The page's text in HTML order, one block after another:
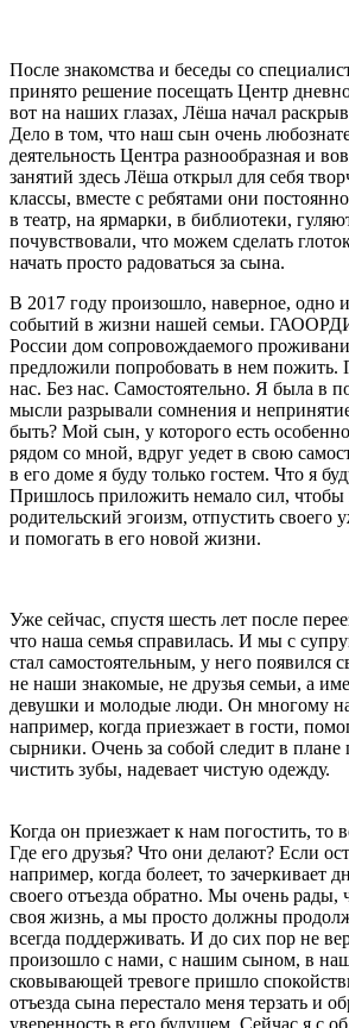
После знакомства и беседы со
принято решение посещать Центр
вот на наших глазах, Лёша начал
Дело в том, что наш сын очень
деятельность Центра разнообразная и
занятий здесь Лёша открыл для себя
классы, вместе с ребятами они
в театр, на ярмарки, в библиотеки,
почувствовали, что можем сделать
начать просто радоваться за сына.
В 2017 году произошло, наверное, одно
событий в жизни нашей семьи.
России дом сопровождаемого
предложили попробовать в нем пожить.
нас. Без нас. Самостоятельно. Я была в
мысли разрывали сомнения и
быть? Мой сын, у которого есть
рядом со мной, вдруг уедет в свою
в его доме я буду только гостем. Что я
Пришлось приложить немало сил, чтобы
родительский эгоизм, отпустить своего
и помогать в его новой жизни.
Уже сейчас, спустя шесть лет после
что наша семья справилась. И мы с
стал самостоятельным, у него появился
не наши знакомые, не друзья семьи, а
девушки и молодые люди. Он многому
например, когда приезжает в гости,
сырники. Очень за собой следит в плане
чистить зубы, надевает чистую одежду.
Когда он приезжает к нам погостить, то
Где его друзья? Что они делают? Если
например, когда болеет, то зачеркивает
своего отъезда обратно. Мы очень рады,
своя жизнь, а мы просто должны
всегда поддерживать. И до сих пор не
произошло с нами, с нашим сыном, в
сковывающей тревоге пришло
отъезда сына перестало меня терзать и
уверенность в его будущем. Сейчас я с